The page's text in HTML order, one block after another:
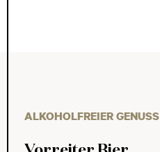
ALKOHOLFREIER GENUSS